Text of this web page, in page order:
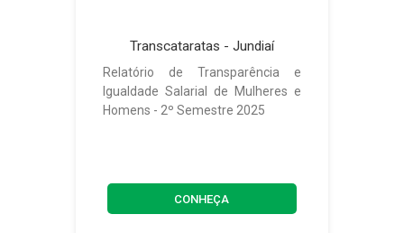
Transcataratas - Jundiaí
Relatório de Transparência e
Igualdade Salarial de Mulheres e
Homens - 2º Semestre 2025
CONHEÇA